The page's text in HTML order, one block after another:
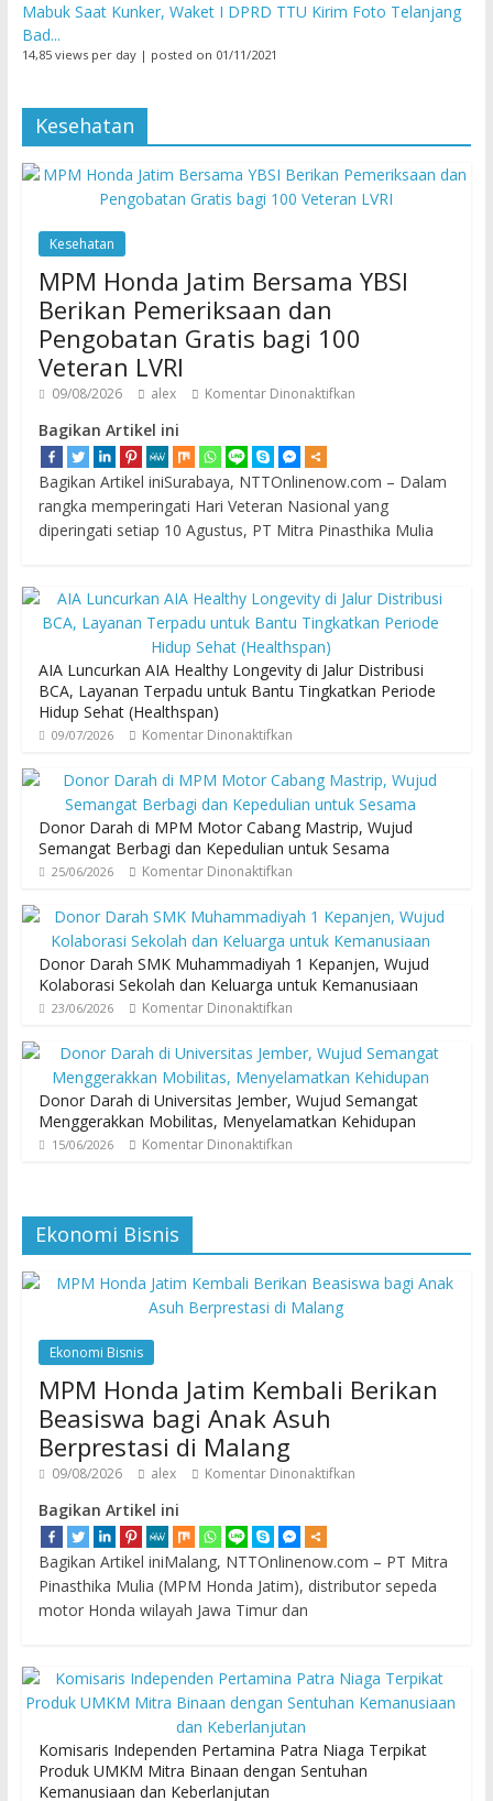
Mabuk Saat Kunker, Waket I DPRD TTU Kirim Foto Telanjang
Bad...
14,85 views per day| posted on 01/11/2021
Kesehatan
Kesehatan
MPM Honda Jatim Bersama YBSI
Berikan Pemeriksaan dan
Pengobatan Gratis bagi 100
Veteran LVRI
09/08/2026 alex Komentar Dinonaktifkan
Bagikan Artikel ini
Bagikan Artikel iniSurabaya, NTTOnlinenow.com – Dalam
rangka memperingati Hari Veteran Nasional yang
diperingati setiap 10 Agustus, PT Mitra Pinasthika Mulia
AIA Luncurkan AIA Healthy Longevity di Jalur Distribusi
BCA, Layanan Terpadu untuk Bantu Tingkatkan Periode
Hidup Sehat (Healthspan)
09/07/2026 Komentar Dinonaktifkan
Donor Darah di MPM Motor Cabang Mastrip, Wujud
Semangat Berbagi dan Kepedulian untuk Sesama
25/06/2026 Komentar Dinonaktifkan
Donor Darah SMK Muhammadiyah 1 Kepanjen, Wujud
Kolaborasi Sekolah dan Keluarga untuk Kemanusiaan
23/06/2026 Komentar Dinonaktifkan
Donor Darah di Universitas Jember, Wujud Semangat
Menggerakkan Mobilitas, Menyelamatkan Kehidupan
15/06/2026 Komentar Dinonaktifkan
Ekonomi Bisnis
Ekonomi Bisnis
MPM Honda Jatim Kembali Berikan
Beasiswa bagi Anak Asuh
Berprestasi di Malang
09/08/2026 alex Komentar Dinonaktifkan
Bagikan Artikel ini
Bagikan Artikel iniMalang, NTTOnlinenow.com – PT Mitra
Pinasthika Mulia (MPM Honda Jatim), distributor sepeda
motor Honda wilayah Jawa Timur dan
Komisaris Independen Pertamina Patra Niaga Terpikat
Produk UMKM Mitra Binaan dengan Sentuhan
Kemanusiaan dan Keberlanjutan